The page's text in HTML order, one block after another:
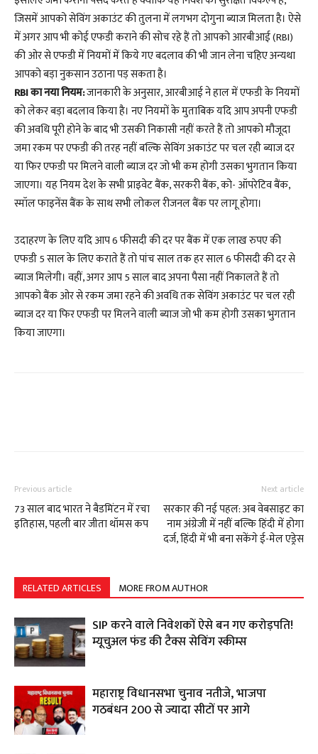
जिसमें आपको सेविंग अकाउंट की तुलना में लगभग दोगुना ब्याज मिलता है। ऐसे
में अगर आप भी कोई एफडी कराने की सोच रहे हैं तो आपको आरबीआई (RBI)
की ओर से एफडी में नियमों में किये गए बदलाव की भी जान लेना चहिए अन्यथा
आपको बड़ा नुकसान उठाना पड़ सकता है।
RBI का नया नियम:जानकारी के अनुसार, आरबीआई ने हाल में एफडी के नियमों
को लेकर बड़ा बदलाव किया है। नए नियमों के मुताबिक यदि आप अपनी एफडी
की अवधि पूरी होने के बाद भी उसकी निकासी नहीं करते हैं तो आपको मौजूदा
जमा रकम पर एफडी की तरह नहीं बल्कि सेविंग अकाउंट पर चल रही ब्याज दर
या फिर एफडी पर मिलने वाली ब्याज दर जो भी कम होगी उसका भुगतान किया
जाएगा। यह नियम देश के सभी प्राइवेट बैंक, सरकरी बैंक, को- ऑपरेटिव बैंक,
स्मॉल फाइनेंस बैंक के साथ सभी लोकल रीजनल बैंक पर लागू होगा।
उदाहरण के लिए यदि आप 6 फीसदी की दर पर बैंक में एक लाख रुपए की
एफडी 5 साल के लिए कराते हैं तो पांच साल तक हर साल 6 फीसदी की दर से
ब्याज मिलेगी। वहीं, अगर आप 5 साल बाद अपना पैसा नहीं निकालते हैं तो
आपको बैंक ओर से रकम जमा रहने की अवधि तक सेविंग अकाउंट पर चल रही
ब्याज दर या फिर एफडी पर मिलने वाली ब्याज जो भी कम होगी उसका भुगतान
किया जाएगा।
Previous article
73 साल बाद भारत ने बैडमिंटन में रचा
इतिहास, पहली बार जीता थॉमस कप
Next article
सरकार की नई पहल: अब वेबसाइट का
नाम अंग्रेजी में नहीं बल्कि ह‍िंदी में होगा
दर्ज, हिंदी में भी बना सकेंगे ई-मेल एड्रेस
RELATED ARTICLES MORE FROM AUTHOR
SIP करने वाले निवेशकों ऐसे बन गए करोड़पति!
म्यूचुअल फंड की टैक्स सेविंग स्कीम्स
महाराष्ट्र विधानसभा चुनाव नतीजे, भाजपा
गठबंधन 200 से ज्यादा सीटों पर आगे